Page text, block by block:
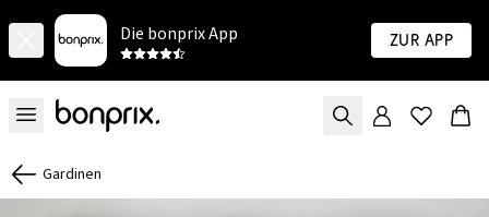
Die bonprix App Zur App
Gardinen